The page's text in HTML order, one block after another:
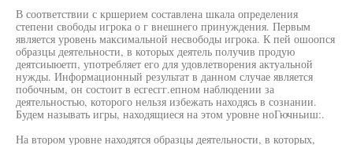
В соответствии с кршерием составлена шкала определения
степени свободы игрока о г внешнего принуждения. Первым
является уровень максимальной несвободы игрока. К пей ошоопся
образцы деятельности, в которых деятель получив продую
деятсиыюетп, употребляет его для удовлетворения актуальной
нужды. Информационный результат в данном случае является
побочным, он состоит в есгесгг.епном наблюдении за
деятельностью, которого нельзя избежать находясь в сознании.
Будем называть игры, находящиеся на этом уровне ноГючньиш:.
На втором уровне находятся образцы деятельности, в которых,